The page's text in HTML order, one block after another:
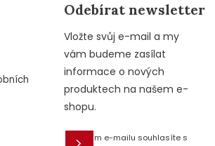
Odebírat newsletter
Vložte svůj e-mail a my
vám budeme zasílat
informace o nových
produktech na našem e-
shopu.
Vložením e-mailu souhlasíte s